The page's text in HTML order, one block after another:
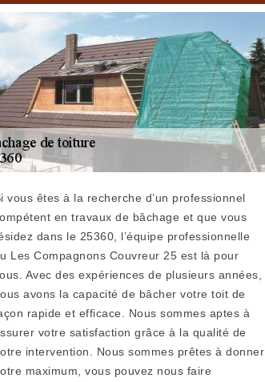
vous êtes à la recherche d’un professionnel
en travaux de bâchage et que vous
dans le 25360, l’équipe professionnelle
Les Compagnons Couvreur 25 est là pour
Avec des expériences de plusieurs années,
avons la capacité de bâcher votre toit de
rapide et efficace. Nous sommes aptes à
votre satisfaction grâce à la qualité de
intervention. Nous sommes prêtes à donner
maximum, vous pouvez nous faire